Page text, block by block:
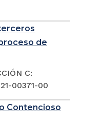
de
C:
00371-00
Contencioso